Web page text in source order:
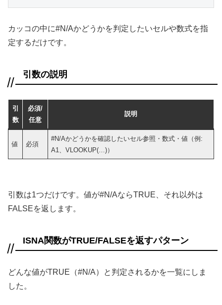
カッコの中に#N/Aかどうかを判定したいセルや数式を指
定するだけです。
引数の説明
引
数
必須/
任意
説明
値 必須
#N/Aかどうかを確認したいセル参照・数式・値（例:
A1、VLOOKUP(…)）
引数は1つだけです。値が#N/AならTRUE、それ以外は
FALSEを返します。
ISNA関数がTRUE/FALSEを返すパターン
どんな値がTRUE（#N/A）と判定されるかを一覧にしま
した。